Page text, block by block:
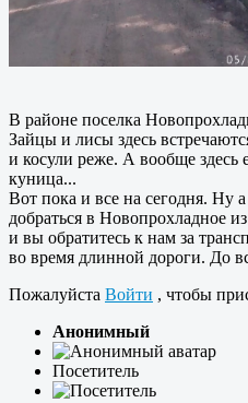
В районе поселка
Зайцы и лисы здесь
и косули реже. А вообще здесь
куница...
Вот пока и все на сегодня. Ну
добраться в Новопрохладное
и вы обратитесь к нам за
во время длинной дороги. До
Пожалуйста Войти , чтобы
Анонимный
Посетитель